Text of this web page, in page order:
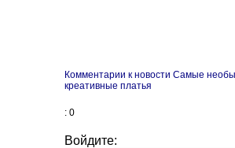
Комментарии к новости Самые
креативные платья
: 0
Войдите: